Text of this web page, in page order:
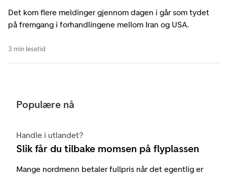
Det kom flere meldinger gjennom dagen i går som tydet
på fremgang i forhandlingene mellom Iran og USA.
3 min lesetid
Populære nå
Handle i utlandet?
Slik får du tilbake momsen på flyplassen
Mange nordmenn betaler fullpris når det egentlig er